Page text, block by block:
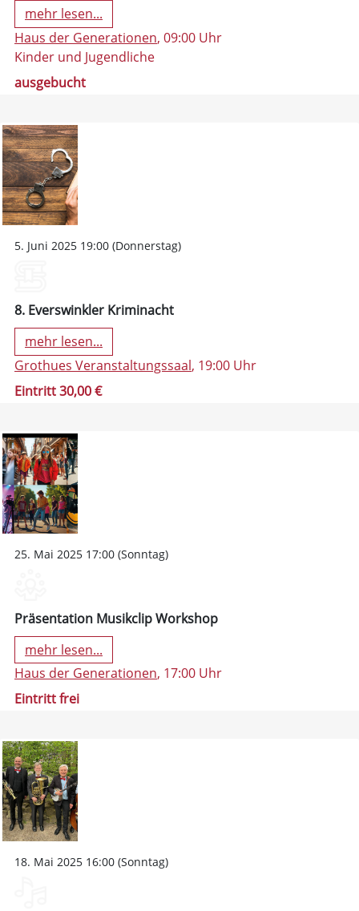
mehr lesen...
Haus der Generationen, 09:00 Uhr
Kinder und Jugendliche
ausgebucht
5. Juni 2025 19:00 (Donnerstag)
8. Everswinkler Kriminacht
mehr lesen...
Grothues Veranstaltungssaal, 19:00 Uhr
Eintritt 30,00 €
25. Mai 2025 17:00 (Sonntag)
Präsentation Musikclip Workshop
mehr lesen...
Haus der Generationen, 17:00 Uhr
Eintritt frei
18. Mai 2025 16:00 (Sonntag)